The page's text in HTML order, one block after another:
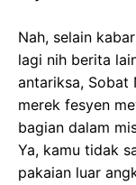
Nah, selain
lagi nih berita
antariksa, Sobat
merek fesyen
bagian dalam
Ya, kamu tidak
pakaian luar